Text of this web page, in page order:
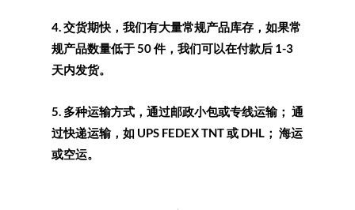
4. 交货期快，我们有大量常规产品库存，如果常
规产品数量低于 50 件，我们可以在付款后 1-3
天内发货。
5. 多种运输方式，通过邮政小包或专线运输； 通
过快递运输，如 UPS FEDEX TNT 或 DHL； 海运
或空运。